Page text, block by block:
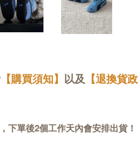
【購買須知】 以及 【退換貨
下單後2個工作天內會安排出貨！